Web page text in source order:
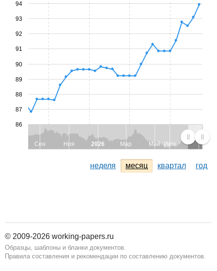
Сен Ноя 2026 Мар Май Июн
86
87
88
89
90
91
92
93
94
неделя месяц квартал год
© 2009-2026 working-papers.ru
Образцы, шаблоны и бланки документов.
Правила составления и рекомендации по составлению документов.